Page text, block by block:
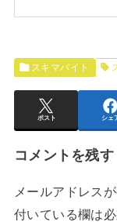
スキマバイト
ポスト シェ
コメントを残す
メールアドレス
付いている欄は